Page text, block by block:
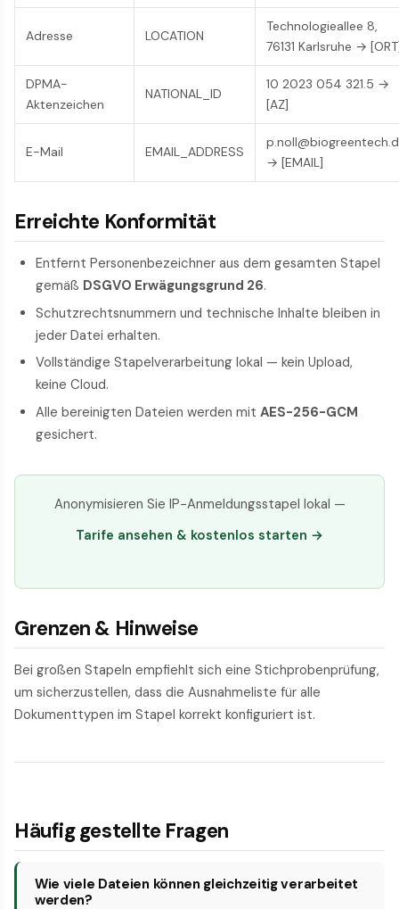
Adresse LOCATION
Technologieallee 8,
76131 Karlsruhe →
DPMA-
Aktenzeichen
NATIONAL_ID
10 2023 054 321.5 →
[AZ]
E-Mail EMAIL_ADDRESS
→ [EMAIL]
Erreichte Konformität
Entfernt Personenbezeichner aus dem gesamten Stapel
gemäß DSGVO Erwägungsgrund 26.
Schutzrechtsnummern und technische Inhalte bleiben in
jeder Datei erhalten.
Vollständige Stapelverarbeitung lokal — kein Upload,
keine Cloud.
Alle bereinigten Dateien werden mit AES-256-GCM
gesichert.
Anonymisieren Sie IP-Anmeldungsstapel lokal —
Tarife ansehen & kostenlos starten →
Grenzen & Hinweise
Bei großen Stapeln empfiehlt sich eine Stichprobenprüfung,
um sicherzustellen, dass die Ausnahmeliste für alle
Dokumenttypen im Stapel korrekt konfiguriert ist.
Häufig gestellte Fragen
Wie viele Dateien können gleichzeitig verarbeitet
werden?